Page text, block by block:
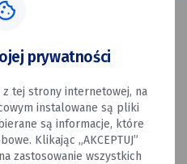
- dane
prywatności
tej strony internetowej, na
instalowane są pliki
są informacje, które
Klikając „AKCEPTUJ”
zastosowanie wszystkich